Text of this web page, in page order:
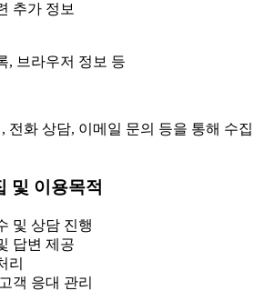
추가 정보
, 브라우저 정보 등
전화 상담, 이메일 문의 등을 통해 수집
및 이용목적
및 상담 진행
답변 제공
리
객 응대 관리